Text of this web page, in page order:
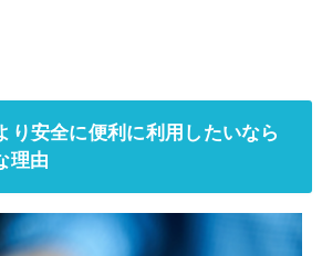
安全に便利に利用したいなら
理由